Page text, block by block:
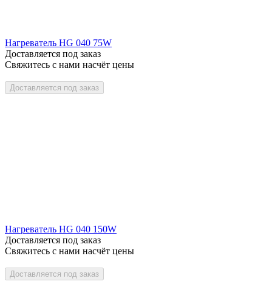
Нагреватель HG 040 75W
Доставляется под заказ
Свяжитесь с нами насчёт цены
Доставляется под заказ
Нагреватель HG 040 150W
Доставляется под заказ
Свяжитесь с нами насчёт цены
Доставляется под заказ